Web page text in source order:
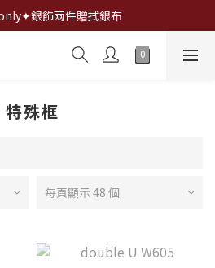
滿2000折200,滿3000折300...
銀飾兩件贈拭銀布
滿2000折200,滿3000折300...
特殊框
每頁顯示 48 個